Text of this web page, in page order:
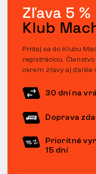
Zľava 5 %
Klub
Pridaj sa do Klubu
registráciou.
okrem zľavy aj ďalšie
30 dní na
Doprava
Prioritné
15 dní